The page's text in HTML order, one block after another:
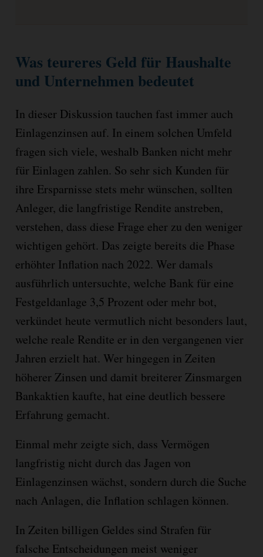
Was teureres Geld für Haushalte
und Unternehmen bedeutet
In dieser Diskussion tauchen fast immer auch
Einlagenzinsen auf. In einem solchen Umfeld
fragen sich viele, weshalb Banken nicht mehr
für Einlagen zahlen. So sehr sich Kunden für
ihre Ersparnisse stets mehr wünschen, sollten
Anleger, die langfristige Rendite anstreben,
verstehen, dass diese Frage eher zu den weniger
wichtigen gehört. Das zeigte bereits die Phase
erhöhter Inflation nach 2022. Wer damals
ausführlich untersuchte, welche Bank für eine
Festgeldanlage 3,5 Prozent oder mehr bot,
verkündet heute vermutlich nicht besonders laut,
welche reale Rendite er in den vergangenen vier
Jahren erzielt hat. Wer hingegen in Zeiten
höherer Zinsen und damit breiterer Zinsmargen
Bankaktien kaufte, hat eine deutlich bessere
Erfahrung gemacht.
Einmal mehr zeigte sich, dass Vermögen
langfristig nicht durch das Jagen von
Einlagenzinsen wächst, sondern durch die Suche
nach Anlagen, die Inflation schlagen können.
In Zeiten billigen Geldes sind Strafen für
falsche Entscheidungen meist weniger